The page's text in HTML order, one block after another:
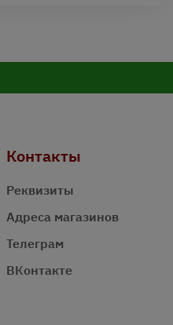
Контакты
Реквизиты
Адреса магазинов
Телеграм
ВКонтакте